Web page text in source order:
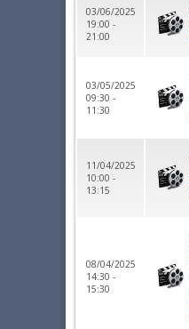
03/06/2025
19:00 -
21:00
03/05/2025
09:30 -
11:30
11/04/2025
10:00 -
13:15
08/04/2025
14:30 -
15:30